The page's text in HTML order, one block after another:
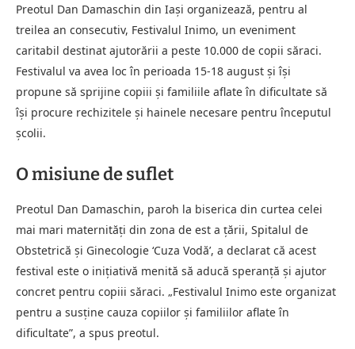
Preotul Dan Damaschin din Iași organizează, pentru al
treilea an consecutiv, Festivalul Inimo, un eveniment
caritabil destinat ajutorării a peste 10.000 de copii săraci.
Festivalul va avea loc în perioada 15-18 august și își
propune să sprijine copiii și familiile aflate în dificultate să
își procure rechizitele și hainele necesare pentru începutul
școlii.
O misiune de suflet
Preotul Dan Damaschin, paroh la biserica din curtea celei
mai mari maternități din zona de est a țării, Spitalul de
Obstetrică și Ginecologie ‘Cuza Vodă’, a declarat că acest
festival este o inițiativă menită să aducă speranță și ajutor
concret pentru copiii săraci. „Festivalul Inimo este organizat
pentru a susține cauza copiilor și familiilor aflate în
dificultate”, a spus preotul.